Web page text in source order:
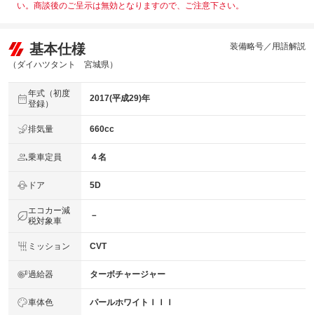
い。商談後のご呈示は無効となりますので、ご注意下さい。
基本仕様
（ダイハツタント 宮城県）
装備略号／用語解説
年式（初度
登録）
2017(平成29)年
排気量 660cc
乗車定員 ４名
ドア 5D
エコカー減
税対象車
－
ミッション CVT
過給器 ターボチャージャー
車体色 パールホワイトＩＩＩ